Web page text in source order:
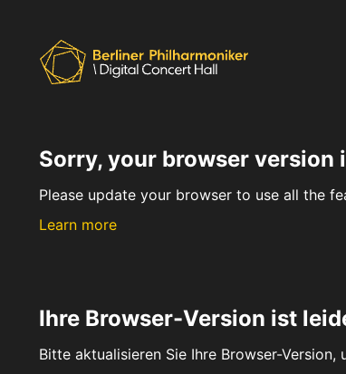
Sorry, your browser version
Please update your browser to use all the
Learn more
Ihre Browser-Version ist
Bitte aktualisieren Sie Ihre Browser-